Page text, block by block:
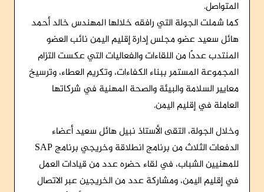
المتواصل.
كما شملت الجولة التي رافقه خلالها المهندس خالد أحمد
هائل سعيد عضو مجلس إدارة إقليم اليمن نائب العضو
المنتدب عددًا من اللقاءات والفعاليات التي عكست التزام
المجموعة المستمر ببناء الكفاءات، وتكريم العطاء، وترسيخ
معايير السلامة والبيئة والصحة المهنية في شركاتها
العاملة في إقليم اليمن.
وخلال الجولة، التقى الأستاذ نبيل هائل سعيد أعضاء
الدفعات الثلاث من برنامج انطلاقة وخريجي برنامج SAP
للمهنيين الشباب، في لقاء حضره عدد من قيادات العمل
في إقليم اليمن، ومشاركة عدد من الخريجين عبر الاتصال